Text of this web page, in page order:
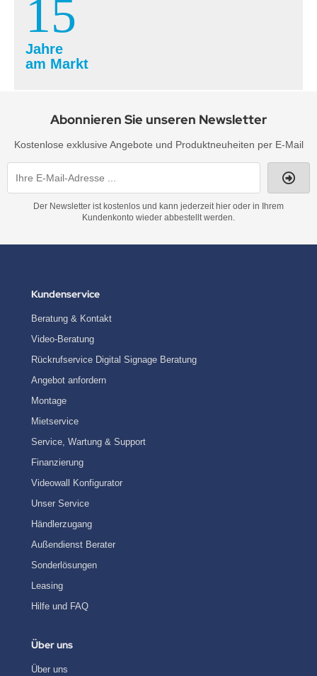
15
Jahre
am Markt
Abonnieren Sie unseren Newsletter
Kostenlose exklusive Angebote und Produktneuheiten per E-Mail
Der Newsletter ist kostenlos und kann jederzeit hier oder in Ihrem
Kundenkonto wieder abbestellt werden.
Kundenservice
Beratung & Kontakt
Video-Beratung
Rückrufservice Digital Signage Beratung
Angebot anfordern
Montage
Mietservice
Service, Wartung & Support
Finanzierung
Videowall Konfigurator
Unser Service
Händlerzugang
Außendienst Berater
Sonderlösungen
Leasing
Hilfe und FAQ
Über uns
Über uns